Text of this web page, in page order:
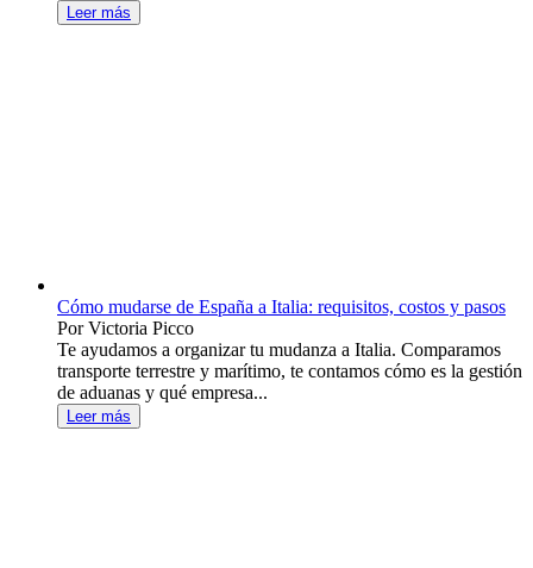
Leer más
Cómo mudarse de España a Italia: requisitos, costos y pasos
Por Victoria Picco
Te ayudamos a organizar tu mudanza a Italia. Comparamos
transporte terrestre y marítimo, te contamos cómo es la gestión
de aduanas y qué empresa...
Leer más